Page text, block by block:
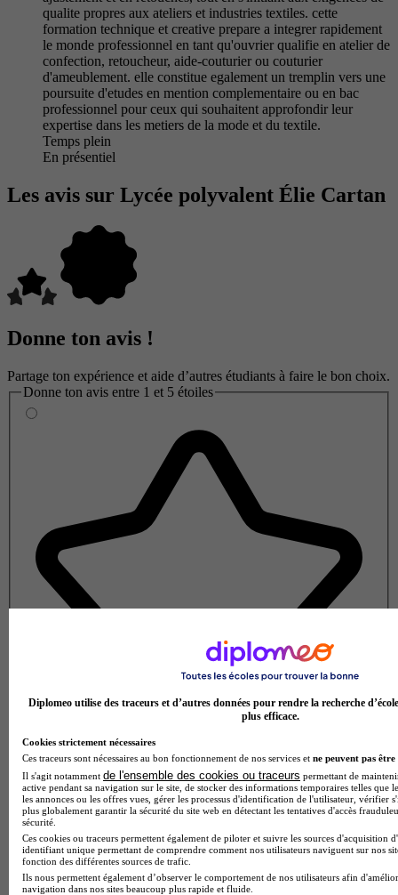
qualite propres aux ateliers et industries textiles. cette
formation technique et creative prepare a integrer rapidement
le monde professionnel en tant qu'ouvrier qualifie en atelier de
confection, retoucheur, aide-couturier ou couturier
d'ameublement. elle constitue egalement un tremplin vers une
poursuite d'etudes en mention complementaire ou en bac
professionnel pour ceux qui souhaitent approfondir leur
expertise dans les metiers de la mode et du textile.
Temps plein
En présentiel
Les avis sur Lycée polyvalent Élie Cartan
Donne ton avis !
Partage ton expérience et aide d’autres étudiants à faire le bon choix.
Donne ton avis entre 1 et 5 étoiles
Note de 1 sur 5
Diplomeo utilise des traceurs et d’autres données pour rendre la recherche
plus efficace.
Cookies strictement nécessaires
Ces traceurs sont nécessaires au bon fonctionnement de nos services et ne peuvent pas être
Il s'agit notamment de l'ensemble des cookies ou traceurs permettant de
active pendant sa navigation sur le site, de stocker des informations temporaires telles que
les annonces ou les offres vues, gérer les processus d'identification de l'utilisateur, vérifier
plus globalement garantir la sécurité du site web en détectant les tentatives d'accès
sécurité.
Ces cookies ou traceurs permettent également de piloter et suivre les sources d'acquisition
identifiant unique permettant de comprendre comment nos utilisateurs naviguent sur nos
fonction des différentes sources de trafic.
Ils nous permettent également d’observer le comportement de nos utilisateurs afin
navigation dans nos sites beaucoup plus rapide et fluide.